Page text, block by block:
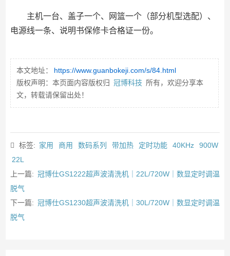
主机一台、盖子一个、网篮一个（部分机型选配）、
电源线一条、说明书保修卡合格证一份。
本文地址：
https://www.guanbokeji.com/s/84.html
版权声明：本页面内容版权归 冠博科技 所有，欢迎分享本
文，转载请保留出处！
标签: 家用 商用 数码系列 带加热 定时功能 40KHz
900W
22L
上一篇: 冠博仕GS1222超声波清洗机｜22L/720W｜数显定时调温
脱气
下一篇: 冠博仕GS1230超声波清洗机｜30L/720W｜数显定时调温
脱气